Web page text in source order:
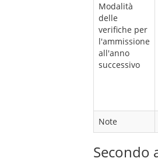
Modalità
delle
verifiche per
l'ammissione
all'anno
successivo
Note
Secondo